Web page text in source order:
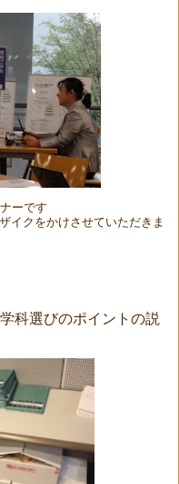
ーです
イクをかけさせていただきま
科選びのポイントの説